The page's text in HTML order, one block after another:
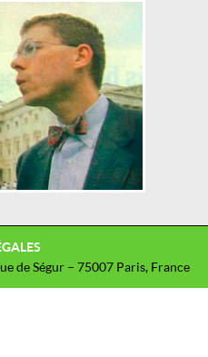
de Ségur – 75007 Paris, France